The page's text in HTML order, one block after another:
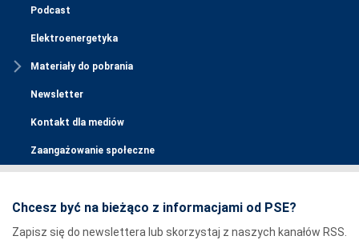
Podcast
Elektroenergetyka
Materiały do pobrania
Newsletter
Kontakt dla mediów
Zaangażowanie społeczne
Chcesz być na bieżąco z informacjami od PSE?
Zapisz się do newslettera lub skorzystaj z naszych kanałów RSS.